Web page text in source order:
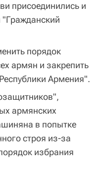
присоединились и
порядок
армян и закрепить
Армения".
армянских
в попытке
строя из-за
избрания